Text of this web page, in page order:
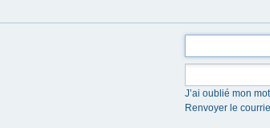
J’ai oublié mon
Renvoyer le